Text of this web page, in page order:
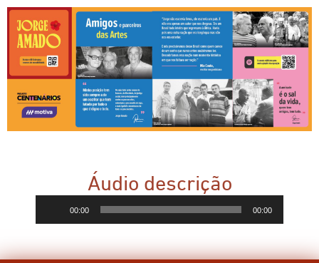
Áudio descrição
00:00 00:00